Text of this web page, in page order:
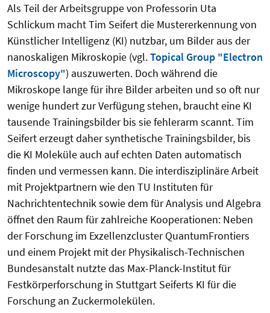
Als Teil der Arbeitsgruppe von Professorin Uta
Schlickum macht Tim Seifert die Mustererkennung von
Künstlicher Intelligenz (KI) nutzbar, um Bilder aus der
nanoskaligen Mikroskopie (vgl.Topical Group "Electron
Microscopy") auszuwerten. Doch während die
Mikroskope lange für ihre Bilder arbeiten und so oft nur
wenige hundert zur Verfügung stehen, braucht eine KI
tausende Trainingsbilder bis sie fehlerarm scannt. Tim
Seifert erzeugt daher synthetische Trainingsbilder, bis
die KI Moleküle auch auf echten Daten automatisch
finden und vermessen kann. Die interdisziplinäre Arbeit
mit Projektpartnern wie den TU Instituten für
Nachrichtentechnik sowie dem für Analysis und Algebra
öffnet den Raum für zahlreiche Kooperationen: Neben
der Forschung im Exzellenzcluster QuantumFrontiers
und einem Projekt mit der Physikalisch-Technischen
Bundesanstalt nutzte das Max-Planck-Institut für
Festkörperforschung in Stuttgart Seiferts KI für die
Forschung an Zuckermolekülen.